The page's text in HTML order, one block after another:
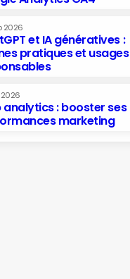
2026
et IA génératives :
pratiques et usages
2026
analytics : booster ses
marketing